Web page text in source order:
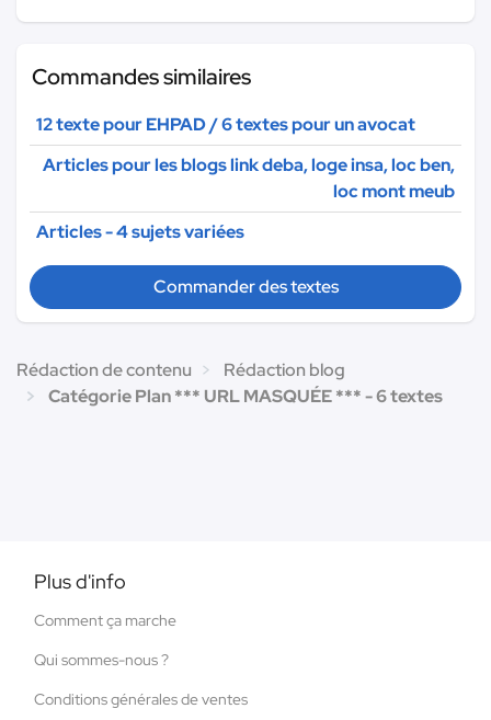
Commandes similaires
12 texte pour EHPAD / 6 textes pour un avocat
Articles pour les blogs link deba, loge insa, loc ben,
loc mont meub
Articles - 4 sujets variées
Commander des textes
Rédaction de contenu
Rédaction blog
Catégorie Plan *** URL MASQUÉE *** - 6 textes
Plus d'info
Comment ça marche
Qui sommes-nous ?
Conditions générales de ventes